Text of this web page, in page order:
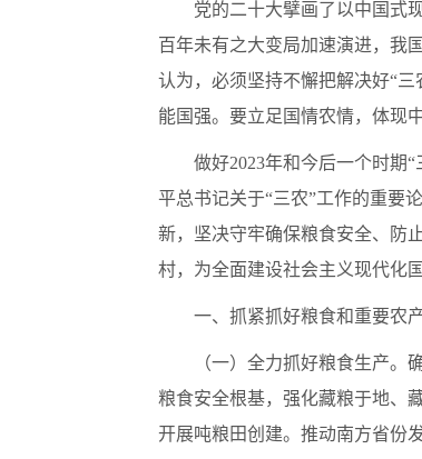
党的二十大擘画了以中国式
百年未有之大变局加速演进，我
认为，必须坚持不懈把解决好“
能国强。要立足国情农情，体现
做好2023年和今后一个时期
平总书记关于“三农”工作的重要
新，坚决守牢确保粮食安全、防
村，为全面建设社会主义现代化
一、抓紧抓好粮食和重要农
（一）全力抓好粮食生产
粮食安全根基，强化藏粮于地、
开展吨粮田创建。推动南方省份